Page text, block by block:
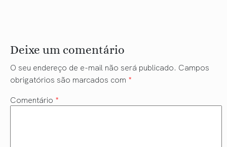
Deixe um comentário
O seu endereço de e-mail não será publicado. Campos
obrigatórios são marcados com *
Comentário *